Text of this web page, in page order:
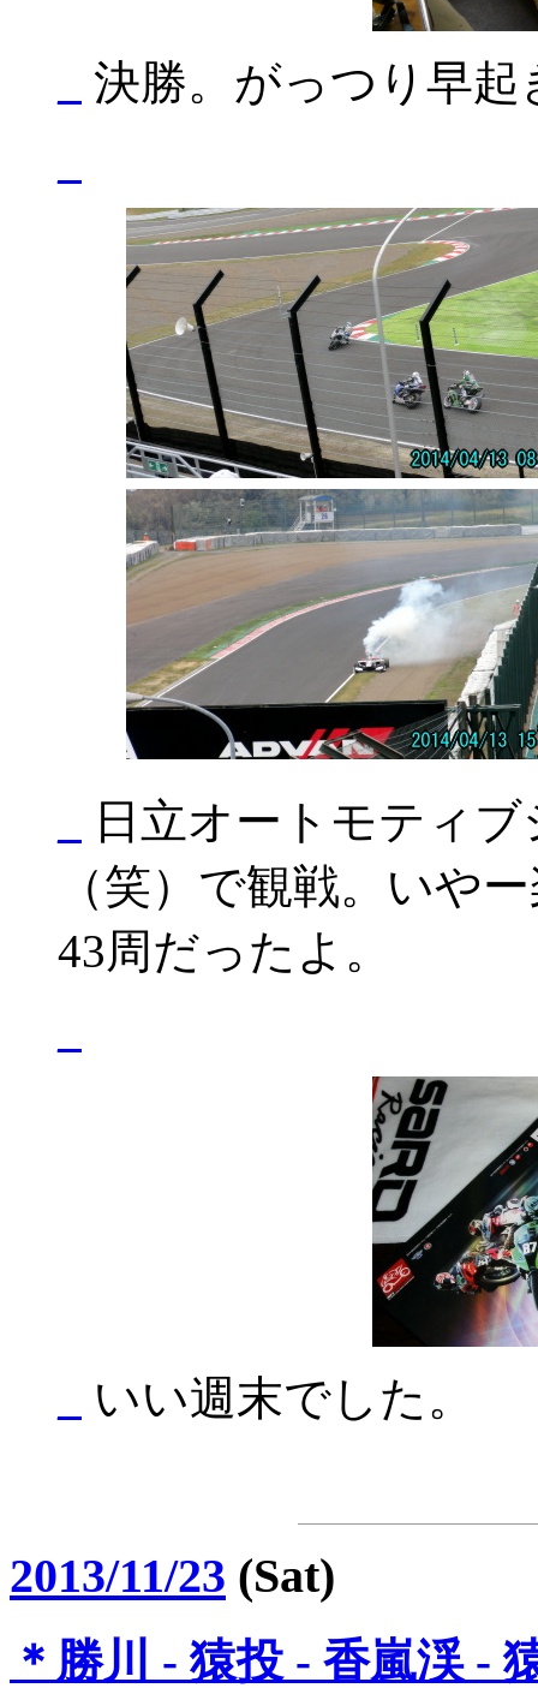
決勝。がっつり早起
日立オートモティ
（笑）で観戦。いや
43周だったよ。
いい週末でした。
2013/11/23 (Sat)
＊ 勝川 - 猿投 - 香嵐渓 -